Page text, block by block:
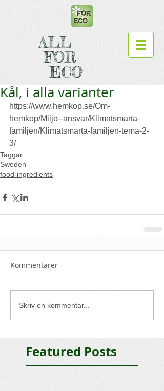
ALL
FOR
ECO
Featured Posts
Kål, i alla varianter
https://www.hemkop.se/Om-
hemkop/Miljo--ansvar/Klimatsmarta-
familjen/Klimatsmarta-familjen-tema-2-
3/
Taggar:
Sweden
food-ingredients
Kommentarer
Skriv en kommentar...